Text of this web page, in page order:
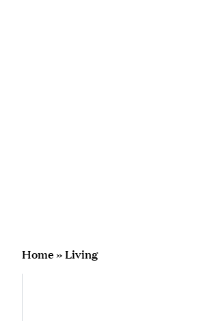
Home»Living